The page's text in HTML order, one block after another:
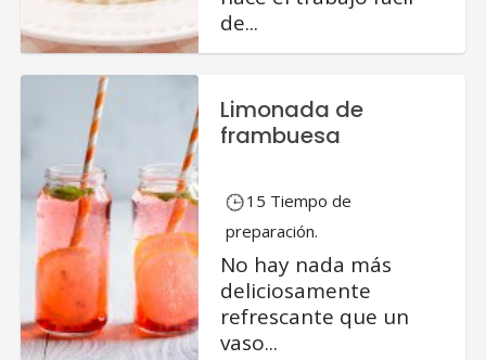
de...
Limonada de
frambuesa
15 Tiempo de
preparación.
No hay nada más
deliciosamente
refrescante que un
vaso...